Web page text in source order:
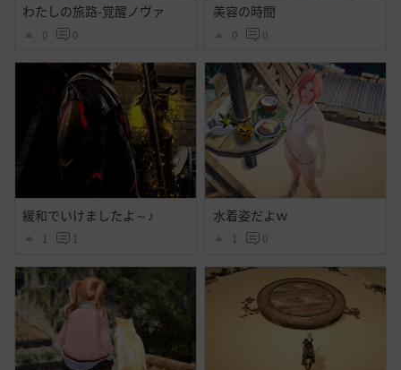
わたしの旅路-覚醒ノヴァ
0 0
美容の時間
0 0
緩和でいけましたよ～♪
1 1
水着姿だよｗ
1 0